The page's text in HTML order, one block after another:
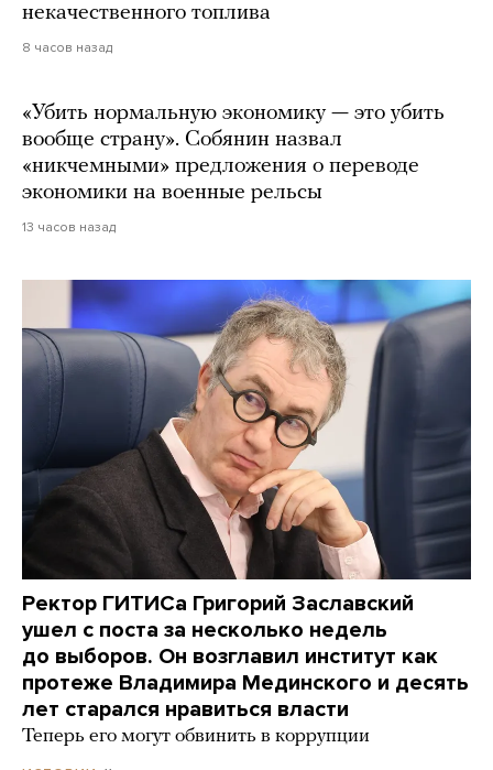
некачественного топлива
8 часов назад
«Убить нормальную экономику — это убить
вообще страну». Собянин назвал
«никчемными» предложения о переводе
экономики на военные рельсы
13 часов назад
Ректор ГИТИСа Григорий Заславский
ушел с поста за несколько недель
до выборов. Он возглавил институт как
протеже Владимира Мединского и десять
лет старался нравиться власти
Теперь его могут обвинить в коррупции